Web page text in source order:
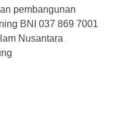
pembangunan
BNI 037 869 7001
Nusantara